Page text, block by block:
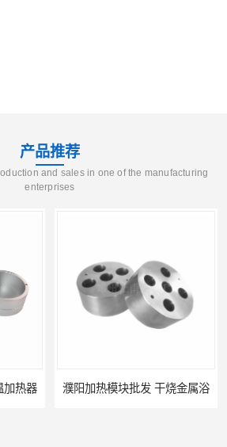
产品推荐
and sales in one of the manufacturing
enterprises
加热器 濮阳加热模块批发 干烧金属浴